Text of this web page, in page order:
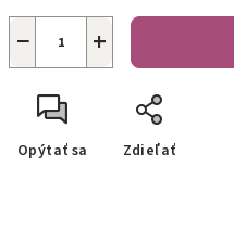
+
−
Opýtať sa Zdieľať